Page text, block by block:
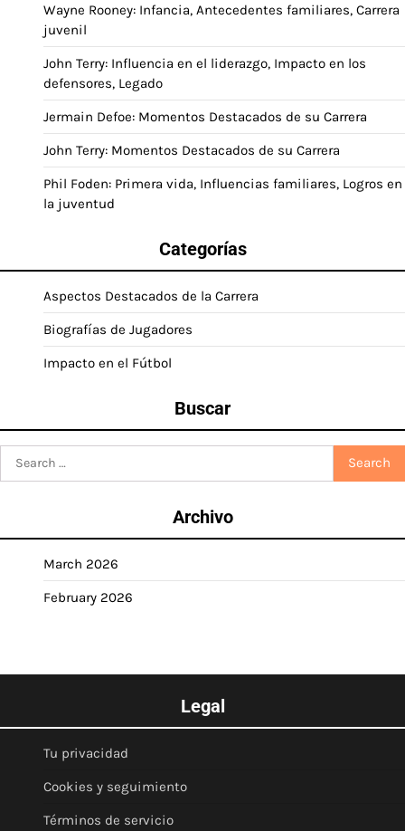
Wayne Rooney: Infancia, Antecedentes familiares, Carrera
juvenil
John Terry: Influencia en el liderazgo, Impacto en los
defensores, Legado
Jermain Defoe: Momentos Destacados de su Carrera
John Terry: Momentos Destacados de su Carrera
Phil Foden: Primera vida, Influencias familiares, Logros en
la juventud
Categorías
Aspectos Destacados de la Carrera
Biografías de Jugadores
Impacto en el Fútbol
Buscar
Search
for:
Archivo
March 2026
February 2026
Legal
Tu privacidad
Cookies y seguimiento
Términos de servicio